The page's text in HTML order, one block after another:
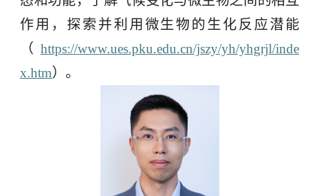
作用，探索并利用微生物的生化反应潜能
（ https://www.ues.pku.edu.cn/jszy/yh/yhgrjl/inde
x.htm）。